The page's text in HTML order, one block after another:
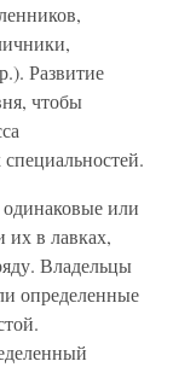
Развитие
чтобы
или
их в лавках,
Владельцы
определенные